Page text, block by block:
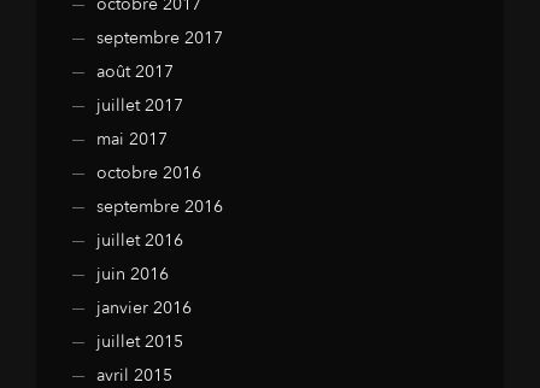
septembre 2017
août 2017
juillet 2017
mai 2017
octobre 2016
septembre 2016
juillet 2016
juin 2016
janvier 2016
juillet 2015
avril 2015